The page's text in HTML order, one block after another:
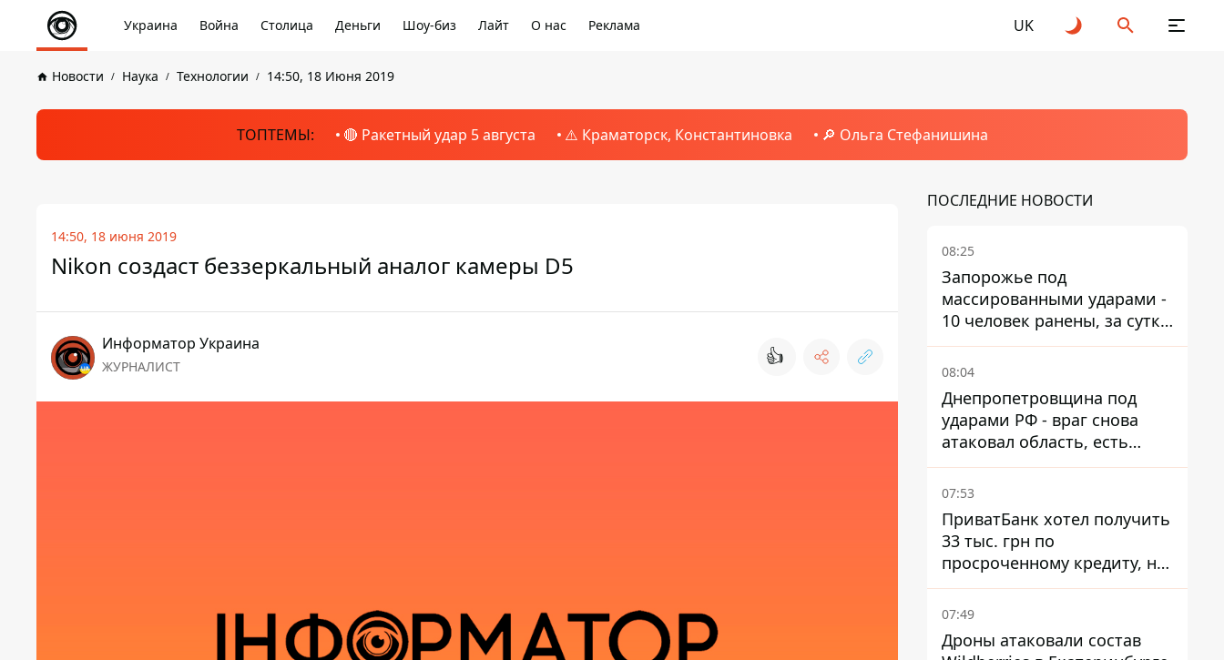
Украина Война Столица Деньги Шоу-биз Лайт О нас Реклама UK
Новости Наука Технологии 14:50, 18 Июня 2019
ТОПТЕМЫ: 🔴 Ракетный удар 5 августа ⚠️ Краматорск, Константиновка 🔎 Ольга Стефанишина
14:50, 18 июня 2019
Nikon создаст беззеркальный аналог камеры D5
Информатор Украина
ЖУРНАЛИСТ 👍
ПОСЛЕДНИЕ НОВОСТИ
08:25
Запорожье под
массированными ударами -
10 человек ранены, за сутки
тысячи атак
08:04
Днепропетровщина под
ударами РФ - враг снова
атаковал область, есть
разрушения и пожары
07:53
ПриватБанк хотел получить
33 тыс. грн по
просроченному кредиту, но
суд взыскал с должницы
только 22 тыс. грн
07:49
Дроны атаковали состав